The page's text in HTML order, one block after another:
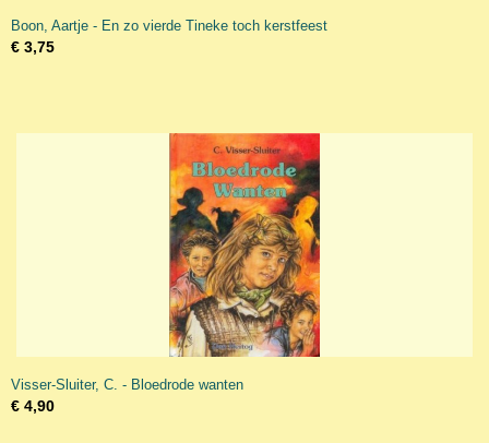
Boon, Aartje - En zo vierde Tineke toch kerstfeest
€ 3,75
Visser-Sluiter, C. - Bloedrode wanten
€ 4,90